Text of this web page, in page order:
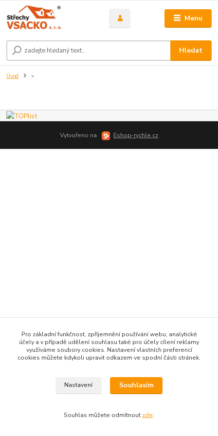
Menu
Hledat
Úvod »
Vytvořeno na Eshop-rychle.cz
Pro základní funkčnost, zpříjemnění používání webu, analytické
účely a v případě udělení souhlasu také pro účely cílení reklamy
využíváme soubory cookies. Nastavení vlastních preferencí
cookies můžete kdykoli upravit odkazem ve spodní části stránek.
Nastavení Souhlasím
Souhlas můžete odmítnout zde.